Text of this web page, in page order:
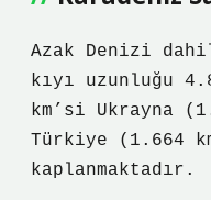
Azak Denizi
kıyı uzunluğu
km’si Ukrayna
Türkiye (1.664
kaplanmaktadır.